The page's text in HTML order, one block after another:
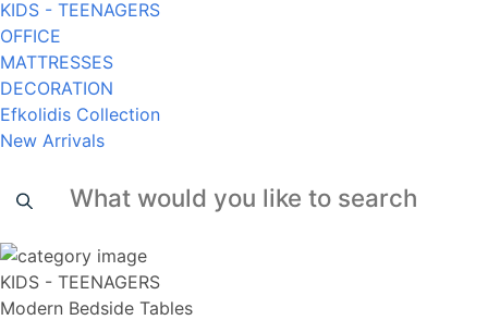
KIDS - TEENAGERS
OFFICE
MATTRESSES
DECORATION
Efkolidis Collection
New Arrivals
KIDS - TEENAGERS
Modern Bedside Tables